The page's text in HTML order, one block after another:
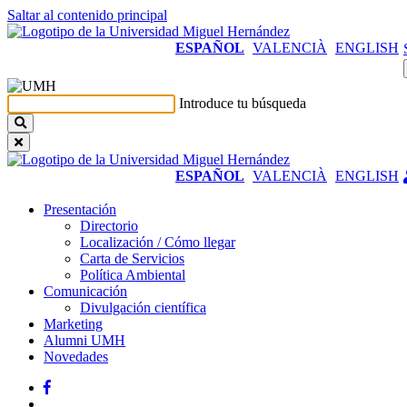
Saltar al contenido principal
ESPAÑOL VALENCIÀ ENGLISH
Introduce tu búsqueda
ESPAÑOL VALENCIÀ ENGLISH
Presentación
Presentación
Directorio
Localización / Cómo llegar
Carta de Servicios
Política Ambiental
Comunicación
Comunicación
Divulgación científica
Marketing
Alumni UMH
Novedades
Facebook